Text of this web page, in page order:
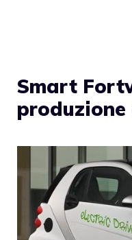
Smart
produzione